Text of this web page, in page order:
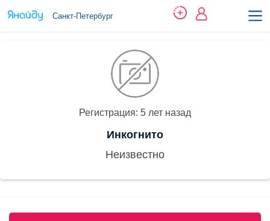
Санкт-Петербург
Регистрация: 5 лет назад
Инкогнито
Неизвестно